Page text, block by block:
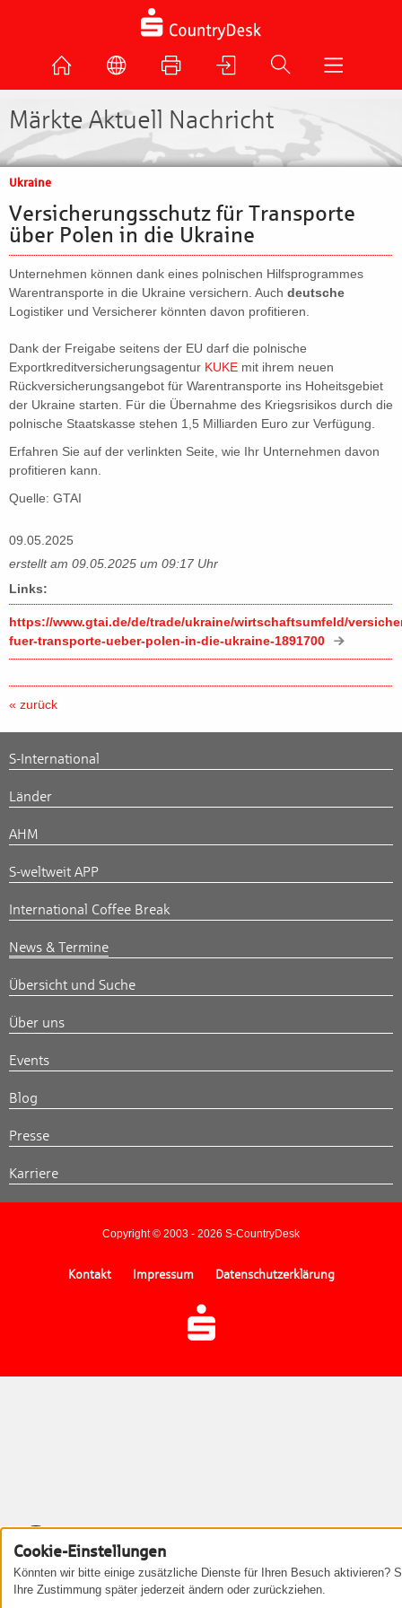
Märkte Aktuell Nachricht
Ukraine
Versicherungsschutz für Transporte
über Polen in die Ukraine
Unternehmen können dank eines polnischen Hilfsprogrammes
Warentransporte in die Ukraine versichern. Auch deutsche
Logistiker und Versicherer könnten davon profitieren.
Dank der Freigabe seitens der EU darf die polnische
Exportkreditversicherungsagentur KUKE mit ihrem neuen
Rückversicherungsangebot für Warentransporte ins Hoheitsgebiet
der Ukraine starten. Für die Übernahme des Kriegsrisikos durch die
polnische Staatskasse stehen 1,5 Milliarden Euro zur Verfügung.
Erfahren Sie auf der verlinkten Seite, wie Ihr Unternehmen davon
profitieren kann.
Quelle: GTAI
09.05.2025
erstellt am 09.05.2025 um 09:17 Uhr
Links:
https://www.gtai.de/de/trade/ukraine/wirtschaftsumfeld/
fuer-transporte-ueber-polen-in-die-ukraine-1891700
« zurück
S-International
Länder
AHM
S-weltweit APP
International Coffee Break
News & Termine
Übersicht und Suche
Über uns
Events
Blog
Presse
Karriere
Copyright © 2003 - 2026 S-CountryDesk
Kontakt Impressum Datenschutzerklärung
Cookie-Einstellungen
Könnten wir bitte einige zusätzliche Dienste für Ihren Besuch aktivieren?
Ihre Zustimmung später jederzeit ändern oder zurückziehen.